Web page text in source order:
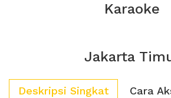
Karaoke
Jakarta
Deskripsi Singkat Cara